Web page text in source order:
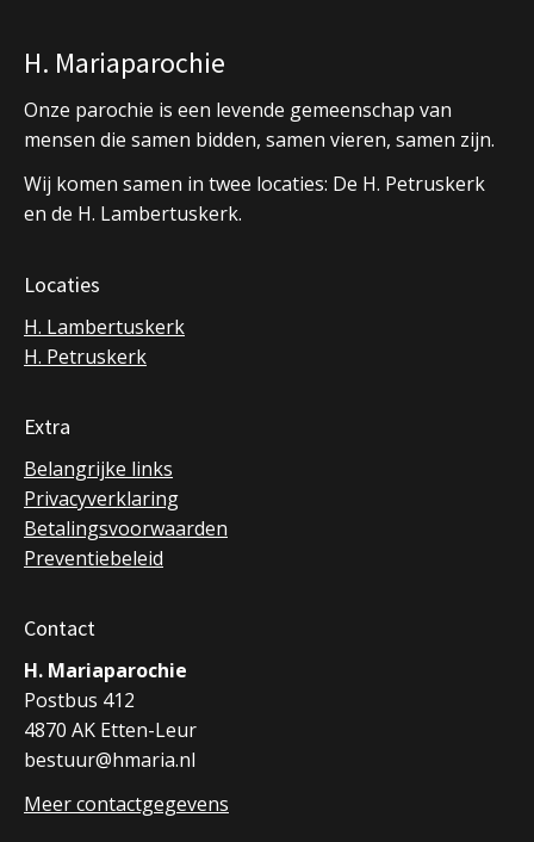
H. Mariaparochie
Onze parochie is een levende gemeenschap van
mensen die samen bidden, samen vieren, samen zijn.
Wij komen samen in twee locaties: De H. Petruskerk
en de H. Lambertuskerk.
Locaties
H. Lambertuskerk
H. Petruskerk
Extra
Belangrijke links
Privacyverklaring
Betalingsvoorwaarden
Preventiebeleid
Contact
H. Mariaparochie
Postbus 412
4870 AK Etten-Leur
bestuur@hmaria.nl
Meer contactgegevens